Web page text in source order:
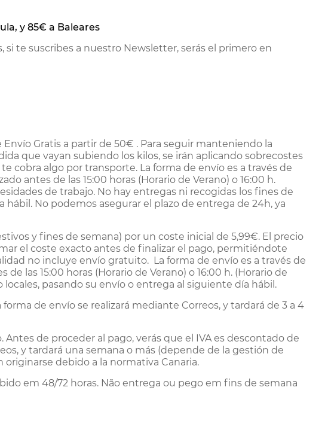
y 85€ a Baleares
si te suscribes a nuestro Newsletter, serás el primero en
Envío Gratis a partir de 50€ . Para seguir manteniendo la
que vayan subiendo los kilos, se irán aplicando sobrecostes
cobra algo por transporte. La forma de envío es a través de
antes de las 15:00 horas (Horario de Verano) o 16:00 h.
de trabajo. No hay entregas ni recogidas los fines de
No podemos asegurar el plazo de entrega de 24h, ya
y fines de semana) por un coste inicial de 5,99€. El precio
el coste exacto antes de finalizar el pago, permitiéndote
no incluye envío gratuito. La forma de envío es a través de
las 15:00 horas (Horario de Verano) o 16:00 h. (Horario de
pasando su envío o entrega al siguiente día hábil.
forma de envío se realizará mediante Correos, y tardará de 3 a 4
de proceder al pago, verás que el IVA es descontado de
y tardará una semana o más (depende de la gestión de
debido a la normativa Canaria.
em 48/72 horas. Não entrega ou pego em fins de semana